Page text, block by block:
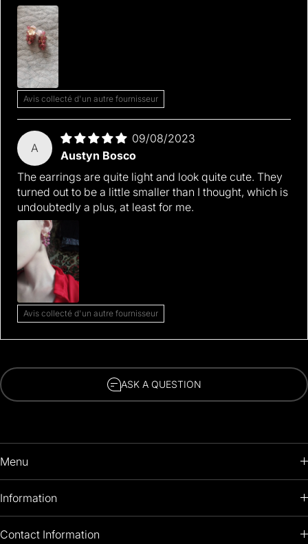
Avis collecté d'un autre fournisseur
A
09/08/2023
Austyn Bosco
The earrings are quite light and look quite cute. They
turned out to be a little smaller than I thought, which is
undoubtedly a plus, at least for me.
Avis collecté d'un autre fournisseur
ASK A QUESTION
Menu
HOME
Information
RETURNS POLICY
Contact Information